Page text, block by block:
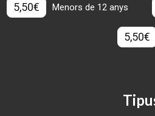
5,50€ Menors de 12 anys
5,50€